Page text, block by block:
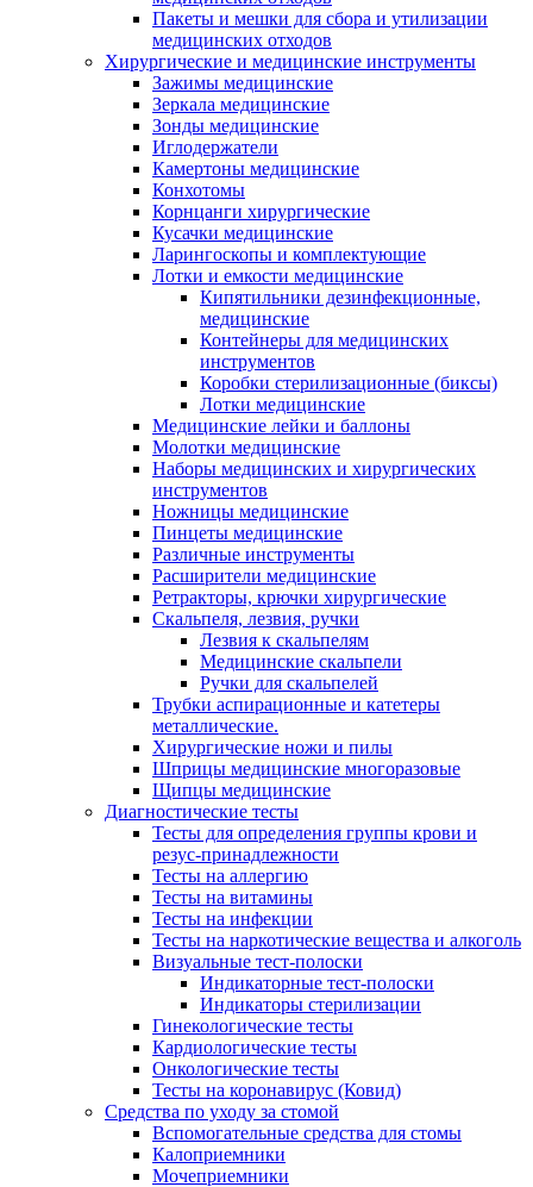
Пакеты и мешки для сбора и утилизации
медицинских отходов
Хирургические и медицинские инструменты
Зажимы медицинские
Зеркала медицинские
Зонды медицинские
Иглодержатели
Камертоны медицинские
Конхотомы
Корнцанги хирургические
Кусачки медицинские
Ларингоскопы и комплектующие
Лотки и емкости медицинские
Кипятильники дезинфекционные,
медицинские
Контейнеры для медицинских
инструментов
Коробки стерилизационные (биксы)
Лотки медицинские
Медицинские лейки и баллоны
Молотки медицинские
Наборы медицинских и хирургических
инструментов
Ножницы медицинские
Пинцеты медицинские
Различные инструменты
Расширители медицинские
Ретракторы, крючки хирургические
Скальпеля, лезвия, ручки
Лезвия к скальпелям
Медицинские скальпели
Ручки для скальпелей
Трубки аспирационные и катетеры
металлические.
Хирургические ножи и пилы
Шприцы медицинские многоразовые
Щипцы медицинские
Диагностические тесты
Тесты для определения группы крови и
резус-принадлежности
Тесты на аллергию
Тесты на витамины
Тесты на инфекции
Тесты на наркотические вещества и алкоголь
Визуальные тест-полоски
Индикаторные тест-полоски
Индикаторы стерилизации
Гинекологические тесты
Кардиологические тесты
Онкологические тесты
Тесты на коронавирус (Ковид)
Средства по уходу за стомой
Вспомогательные средства для стомы
Калоприемники
Мочеприемники